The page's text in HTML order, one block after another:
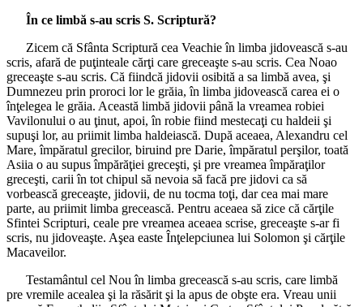
În ce limbă s-au scris S. Scriptură?
Zicem că Sfânta Scriptură cea Veachie în limba jidovească s-au
scris, afară de puţinteale cărţi care greceaşte s-au scris. Cea Noao
greceaşte s-au scris. Că fiindcă jidovii osibită a sa limbă avea, şi
Dumnezeu prin proroci lor le grăia, în limba jidovească carea ei o
înţelegea le grăia. Această limbă jidovii până la vreamea robiei
Vavilonului o au ţinut, apoi, în robie fiind mestecaţi cu haldeii şi
supuşi lor, au priimit limba haldeiască. După aceaea, Alexandru cel
Mare, împăratul grecilor, biruind pre Darie, împăratul perşilor, toată
Asiia o au supus împărăţiei greceşti, şi pre vreamea împăraţilor
greceşti, carii în tot chipul să nevoia să facă pre jidovi ca să
vorbească greceaşte, jidovii, de nu tocma toţi, dar cea mai mare
parte, au priimit limba grecească. Pentru aceaea să zice că cărţile
Sfintei Scripturi, ceale pre vreamea aceaea scrise, greceaşte s-ar fi
scris, nu jidoveaşte. Aşea easte Înţelepciunea lui Solomon şi cărţile
Macaveilor.
Testamântul cel Nou în limba grecească s-au scris, care limbă
pre vremile acealea şi la răsărit şi la apus de obşte era. Vreau unii